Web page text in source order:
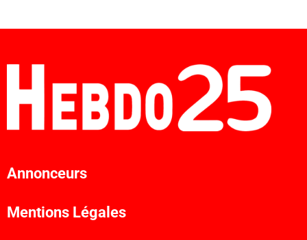
Annonceurs
Mentions Légales